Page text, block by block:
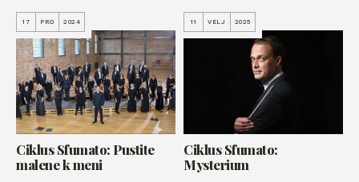
17 PRO 2024
Ciklus Sfumato: Pustite
malene k meni
11 VELJ 2025
Ciklus Sfumato:
Mysterium